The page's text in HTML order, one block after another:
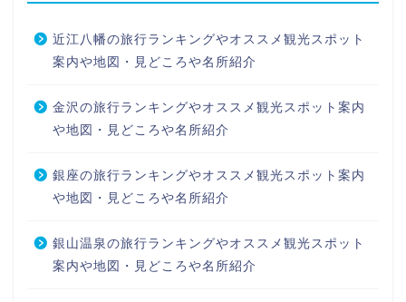
近江八幡の旅行ランキングやオススメ観光スポット
案内や地図・見どころや名所紹介
金沢の旅行ランキングやオススメ観光スポット案内
や地図・見どころや名所紹介
銀座の旅行ランキングやオススメ観光スポット案内
や地図・見どころや名所紹介
銀山温泉の旅行ランキングやオススメ観光スポット
案内や地図・見どころや名所紹介